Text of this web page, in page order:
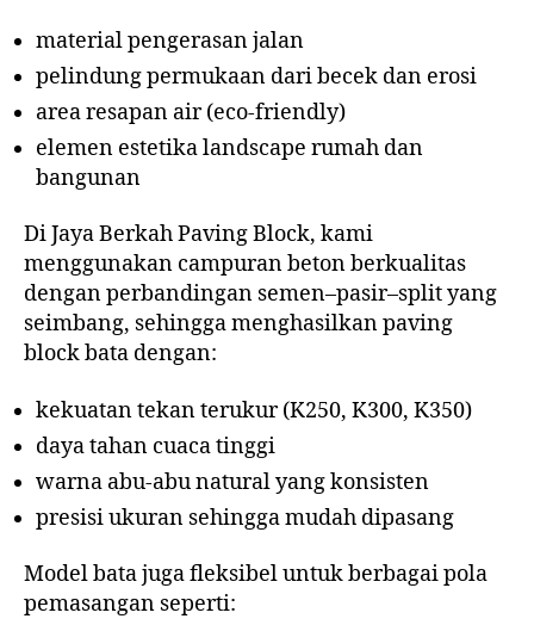
material pengerasan jalan
pelindung permukaan dari becek dan erosi
area resapan air (eco-friendly)
elemen estetika landscape rumah dan
bangunan
Di Jaya Berkah Paving Block, kami
menggunakan campuran beton berkualitas
dengan perbandingan semen–pasir–split yang
seimbang, sehingga menghasilkan paving
block bata dengan:
kekuatan tekan terukur (K250, K300, K350)
daya tahan cuaca tinggi
warna abu-abu natural yang konsisten
presisi ukuran sehingga mudah dipasang
Model bata juga fleksibel untuk berbagai pola
pemasangan seperti: